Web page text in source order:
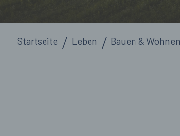
Startseite Leben Bauen & Wohnen